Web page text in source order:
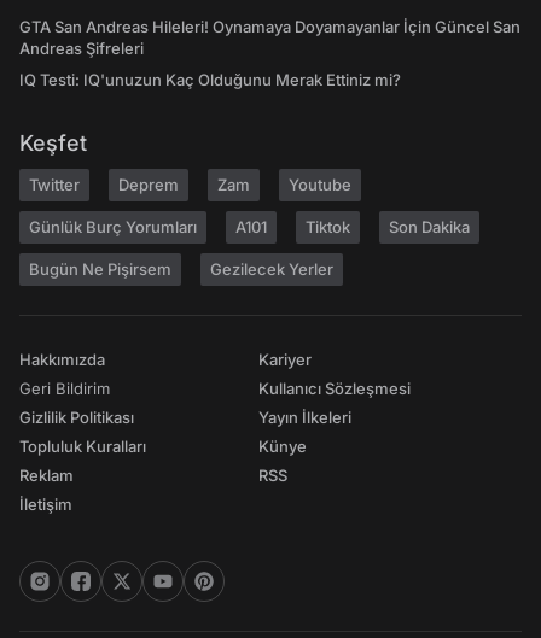
GTA San Andreas Hileleri! Oynamaya Doyamayanlar İçin Güncel San
Andreas Şifreleri
IQ Testi: IQ'unuzun Kaç Olduğunu Merak Ettiniz mi?
Keşfet
Twitter Deprem Zam Youtube
Günlük Burç Yorumları A101 Tiktok Son Dakika
Bugün Ne Pişirsem Gezilecek Yerler
Hakkımızda
Geri Bildirim
Gizlilik Politikası
Topluluk Kuralları
Reklam
İletişim
Kariyer
Kullanıcı Sözleşmesi
Yayın İlkeleri
Künye
RSS